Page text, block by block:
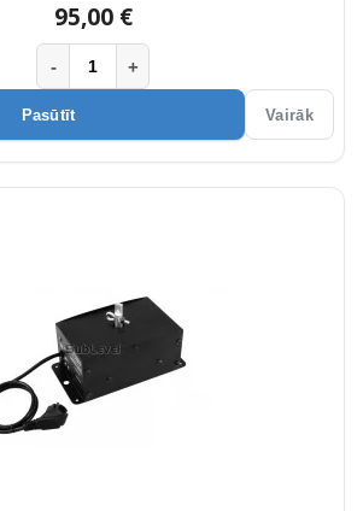
95,00 €
- +
Pasūtīt Vairāk